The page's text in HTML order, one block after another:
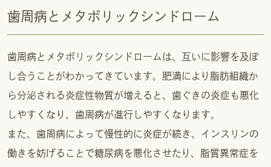
歯周病とメタボリックシンドローム
歯周病とメタボリックシンドロームは、互いに影響を及ぼ
し合うことがわかってきています。肥満により脂肪組織か
ら分泌される炎症性物質が増えると、歯ぐきの炎症も悪化
しやすくなり、歯周病が進行しやすくなります。
また、歯周病によって慢性的に炎症が続き、インスリンの
働きを妨げることで糖尿病を悪化させたり、脂質異常症を